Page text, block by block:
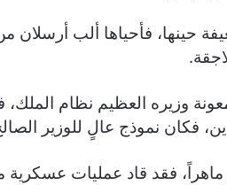
حينها، فأحياها ألب
وزيره العظيم نظام
فكان نموذج عالٍ للوزير
ماهراً، فقد قاد عمليات